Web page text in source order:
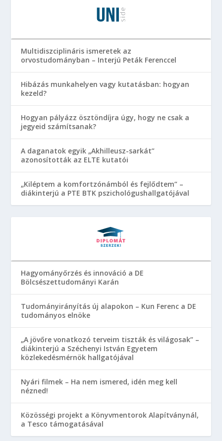
Multidiszciplináris ismeretek az
orvostudományban – Interjú Peták Ferenccel
Hibázás munkahelyen vagy kutatásban: hogyan
kezeld?
Hogyan pályázz ösztöndíjra úgy, hogy ne csak a
jegyeid számítsanak?
A daganatok egyik „Akhilleusz-sarkát”
azonosították az ELTE kutatói
„Kiléptem a komfortzónámból és fejlődtem” –
diákinterjú a PTE BTK pszichológushallgatójával
Hagyományőrzés és innováció a DE
Bölcsészettudományi Karán
Tudományirányítás új alapokon – Kun Ferenc a DE
tudományos elnöke
„A jövőre vonatkozó terveim tiszták és világosak” –
diákinterjú a Széchenyi István Egyetem
közlekedésmérnök hallgatójával
Nyári filmek – Ha nem ismered, idén meg kell
nézned!
Közösségi projekt a Könyvmentorok Alapítványnál,
a Tesco támogatásával